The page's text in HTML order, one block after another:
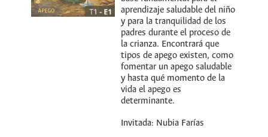
aprendizaje saludable del niño
y para la tranquilidad de los
padres durante el proceso de
la crianza. Encontrará que
tipos de apego existen, como
fomentar un apego saludable
y hasta qué momento de la
vida el apego es
determinante.
Invitada: Nubia Farías